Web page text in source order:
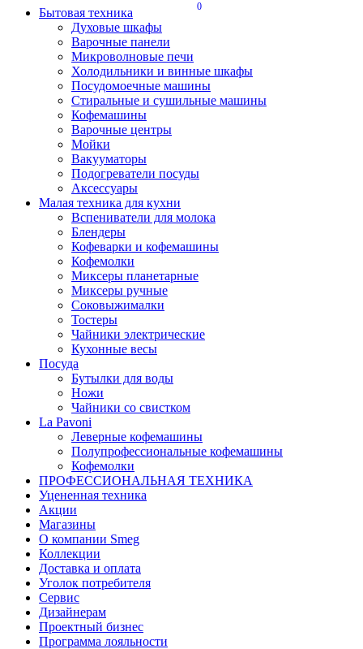
0
Бытовая техника
Духовые шкафы
Варочные панели
Микроволновые печи
Холодильники и винные шкафы
Посудомоечные машины
Стиральные и сушильные машины
Кофемашины
Варочные центры
Мойки
Вакууматоры
Подогреватели посуды
Аксессуары
Малая техника для кухни
Вспениватели для молока
Блендеры
Кофеварки и кофемашины
Кофемолки
Миксеры планетарные
Миксеры ручные
Соковыжималки
Тостеры
Чайники электрические
Кухонные весы
Посуда
Бутылки для воды
Ножи
Чайники со свистком
La Pavoni
Леверные кофемашины
Полупрофессиональные кофемашины
Кофемолки
ПРОФЕССИОНАЛЬНАЯ ТЕХНИКА
Уцененная техника
Акции
Магазины
О компании Smeg
Коллекции
Доставка и оплата
Уголок потребителя
Сервис
Дизайнерам
Проектный бизнес
Программа лояльности